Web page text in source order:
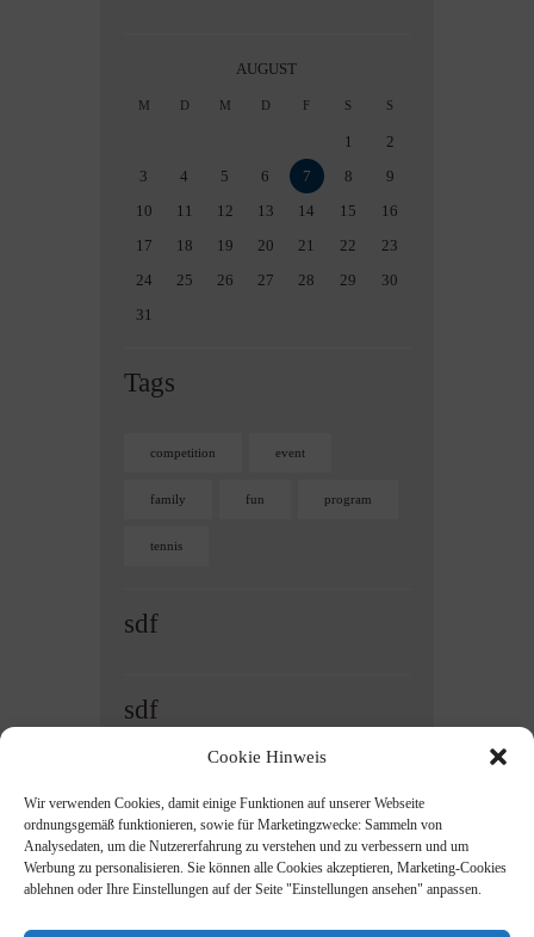
Cookie Hinweis
Wir verwenden Cookies, damit einige Funktionen auf unserer Webseite
ordnungsgemäß funktionieren, sowie für Marketingzwecke: Sammeln von
Analysedaten, um die Nutzererfahrung zu verstehen und zu verbessern und um
Werbung zu personalisieren. Sie können alle Cookies akzeptieren, Marketing-Cookies
ablehnen oder Ihre Einstellungen auf der Seite "Einstellungen ansehen" anpassen.
AUGUST
M D M D F S S
1
2
3
4 5 6 7 8
9
10
11 12 13 14 15
16
17
18 19 20 21 22
23
24
25 26 27 28 29
30
31
Tags
competition event
family fun program
tennis
sdf
sdf
Feed der Einträge
Kommentare-Feed
WordPress.org